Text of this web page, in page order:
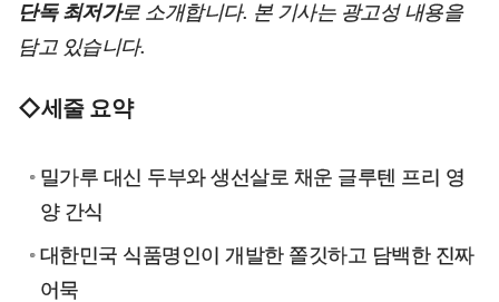
단독 최저가로 소개합니다. 본 기사는 광고성 내용을
담고 있습니다.
◇세줄 요약
밀가루 대신 두부와 생선살로 채운 글루텐 프리 영
양 간식
대한민국 식품명인이 개발한 쫄깃하고 담백한 진짜
어묵